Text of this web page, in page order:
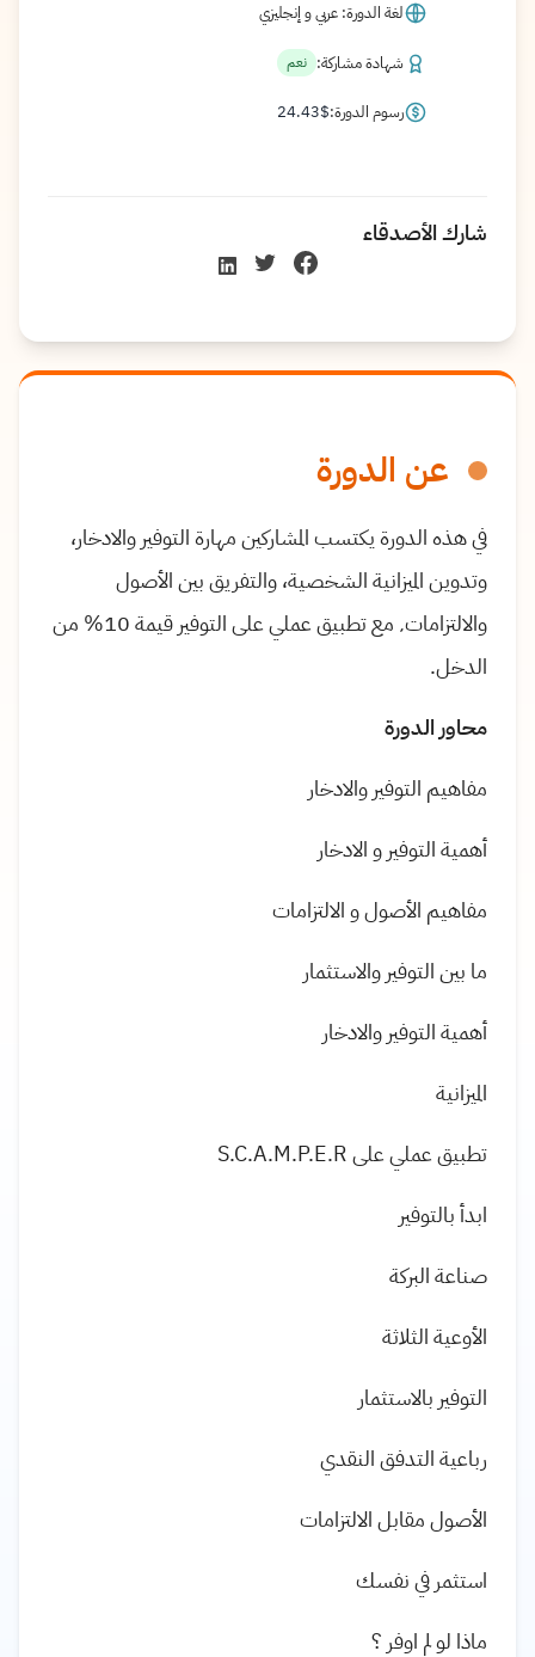
عن الدورة
في هذه الدورة يكتسب المشاركين مهارة التوفير والادخار،
وتدوين الميزانية الشخصية، والتفريق بين الأصول
والالتزامات٬ مع تطبيق عملي على التوفير قيمة 10% من
الدخل.
محاور الدورة
مفاهيم التوفير والادخار
أهمية التوفير و الادخار
مفاهيم الأصول و الالتزامات
ما بين التوفير والاستثمار
أهمية التوفير والادخار
الميزانية
تطبيق عملي على S.C.A.M.P.E.R
ابدأ بالتوفير
صناعة البركة
الأوعية الثلاثة
التوفير بالاستثمار
رباعية التدفق النقدي
الأصول مقابل الالتزامات
استثمر في نفسك
ماذا لو لم اوفر ؟
لغة الدورة: عربي و إنجليزي
شهادة مشاركة: نعم
رسوم الدورة: 24.43$
شارك الأصدقاء